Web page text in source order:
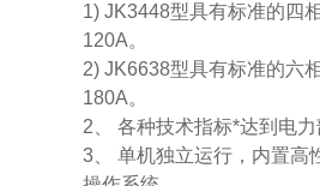
1) JK3448型具有标准的四
120A。
2) JK6638型具有标准的六
180A。
2、 各种技术指标*达到电
3、 单机独立运行，内置高